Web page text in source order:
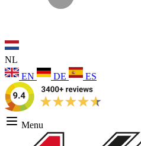
NL
EN
DE ES
Menu